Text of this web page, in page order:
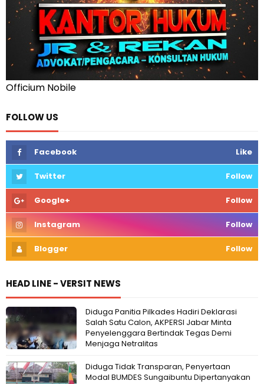
Officium Nobile
FOLLOW US
Facebook Like
Twitter Follow
Google+ Follow
Instagram Follow
Blogger Follow
HEAD LINE - VERSIT NEWS
Diduga Panitia Pilkades Hadiri Deklarasi
Salah Satu Calon, AKPERSI Jabar Minta
Penyelenggara Bertindak Tegas Demi
Menjaga Netralitas
Diduga Tidak Transparan, Penyertaan
Modal BUMDES Sungaibuntu Dipertanyakan